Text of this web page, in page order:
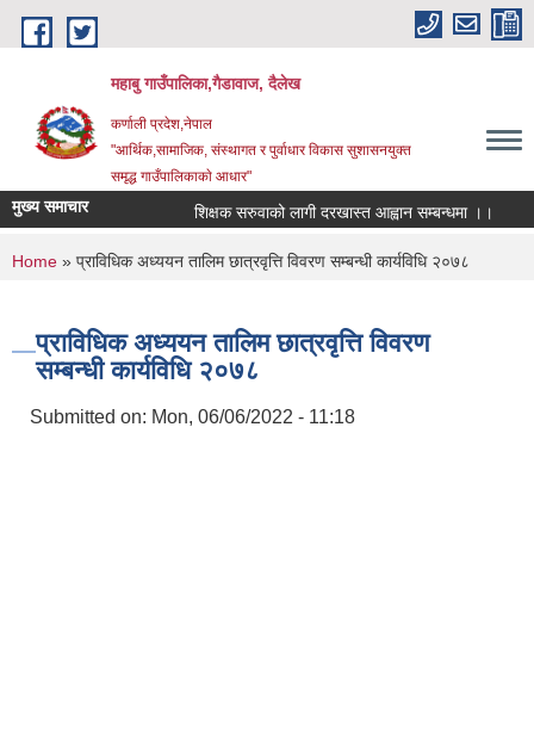
Skip to main content
महाबु गाउँपालिका,गैडावाज, दैलेख
कर्णाली प्रदेश,नेपाल
"आर्थिक,सामाजिक, संस्थागत र पुर्वाधार विकास सुशासनयुक्त
समृद्ध गाउँपालिकाकाे आधार"
मुख्य समाचार शिक्षक सरुवाको लागी दरखास्त आह्वान सम्बन्धमा ।।
You are here
Home » प्राविधिक अध्ययन तालिम छात्रवृत्ति विवरण सम्बन्धी कार्यविधि २०७८
प्राविधिक अध्ययन तालिम छात्रवृत्ति विवरण
सम्बन्धी कार्यविधि २०७८
Submitted on: Mon, 06/06/2022 - 11:18